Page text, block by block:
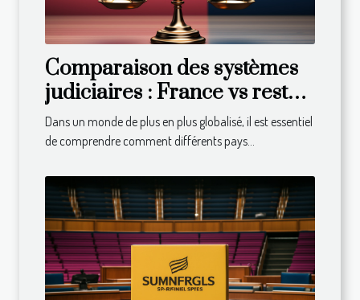
Comparaison des systèmes
judiciaires : France vs reste
du monde
Dans un monde de plus en plus globalisé, il est essentiel
de comprendre comment différents pays...